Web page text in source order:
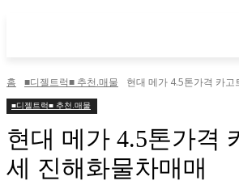
홈 ■디젤트럭■ 추천.매물 현대 메가 4.5톤가격 카
■디젤트럭■ 추천.매물
현대 메가 4.5톤가격
세 진해화물차매매